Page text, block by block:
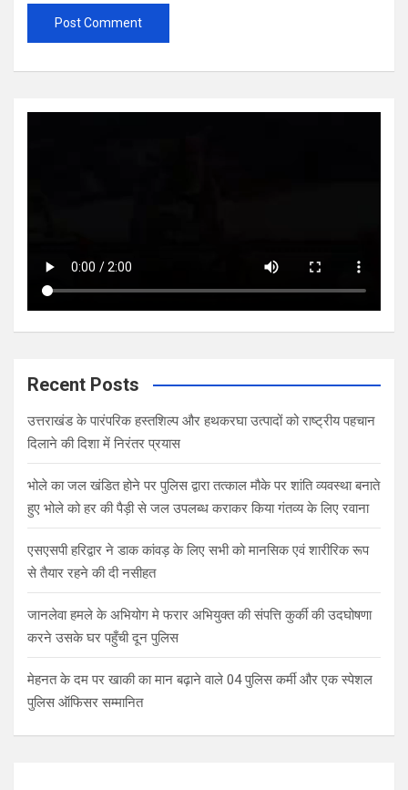
Recent Posts
उत्तराखंड के पारंपरिक हस्तशिल्प और हथकरघा उत्पादों को राष्ट्रीय पहचान
दिलाने की दिशा में निरंतर प्रयास
भोले का जल खंडित होने पर पुलिस द्वारा तत्काल मौके पर शांति व्यवस्था बनाते
हुए भोले को हर की पैड़ी से जल उपलब्ध कराकर किया गंतव्य के लिए रवाना
एसएसपी हरिद्वार ने डाक कांवड़ के लिए सभी को मानसिक एवं शारीरिक रूप
से तैयार रहने की दी नसीहत
जानलेवा हमले के अभियोग मे फरार अभियुक्त की संपत्ति कुर्की की उदघोषणा
करने उसके घर पहुँची दून पुलिस
मेहनत के दम पर खाकी का मान बढ़ाने वाले 04 पुलिस कर्मी और एक स्पेशल
पुलिस ऑफिसर सम्मानित